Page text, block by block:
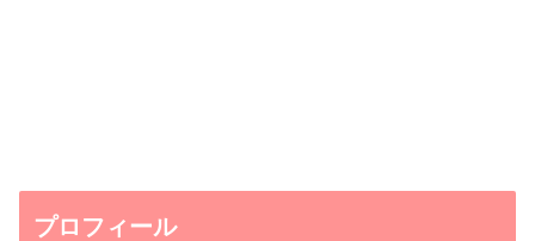
プロフィール